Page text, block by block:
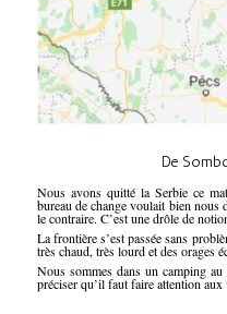
De
Nous avons quitté la Serbie ce
bureau de change voulait bien nous
le contraire. C’est une drôle de
La frontière s’est passée sans
très chaud, très lourd et des orages
Nous sommes dans un camping
préciser qu’il faut faire attention aux